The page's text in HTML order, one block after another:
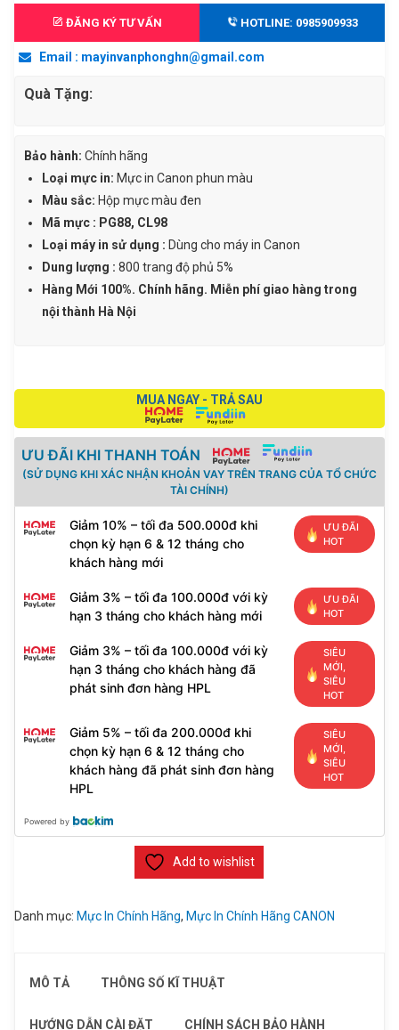
410.000 ₫.
Canon
PG88
(Black)
đen
Dùng
cho
Canon
E500,
E600,
E510,
ĐĂNG KÝ TƯ VẤN HOTLINE: 0985909933
Email : mayinvanphonghn@gmail.com
Quà Tặng:
Bảo hành: Chính hãng
Loại mực in: Mực in Canon phun màu
Màu sắc: Hộp mực màu đen
Mã mực : PG88, CL98
Loại máy in sử dụng : Dùng cho máy in Canon
Dung lượng : 800 trang độ phủ 5%
Hàng Mới 100%. Chính hãng. Miễn phí giao hàng trong
nội thành Hà Nội
MUA NGAY - TRẢ SAU
ƯU ĐÃI KHI THANH TOÁN
(SỬ DỤNG KHI XÁC NHẬN KHOẢN VAY TRÊN TRANG CỦA TỔ CHỨC
TÀI CHÍNH)
Giảm 10% – tối đa 500.000đ khi
chọn kỳ hạn 6 & 12 tháng cho
khách hàng mới
ƯU ĐÃI
HOT
Giảm 3% – tối đa 100.000đ với kỳ
hạn 3 tháng cho khách hàng mới
ƯU ĐÃI
HOT
Giảm 3% – tối đa 100.000đ với kỳ
hạn 3 tháng cho khách hàng đã
phát sinh đơn hàng HPL
SIÊU
MỚI,
SIÊU
HOT
Giảm 5% – tối đa 200.000đ khi
chọn kỳ hạn 6 & 12 tháng cho
khách hàng đã phát sinh đơn hàng
HPL
SIÊU
MỚI,
SIÊU
HOT
Powered by
Add to wishlist
Danh mục: Mực In Chính Hãng, Mực In Chính Hãng CANON
MÔ TẢ THÔNG SỐ KĨ THUẬT
HƯỚNG DẪN CÀI ĐẶT CHÍNH SÁCH BẢO HÀNH